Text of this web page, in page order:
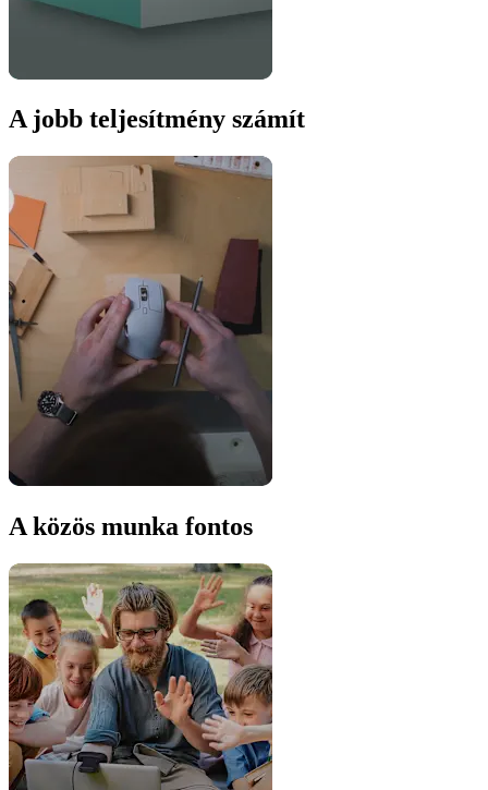
A jobb teljesítmény számít
A közös munka fontos